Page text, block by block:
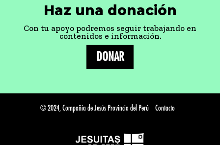
Haz una donación
Con tu apoyo podremos seguir trabajando en
contenidos e información.
DONAR
© 2024, Compañía de Jesús Provincia del Perú Contacto